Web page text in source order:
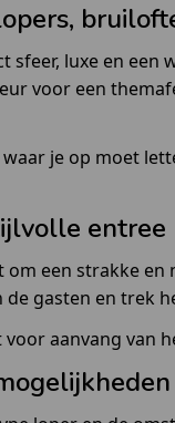
sfeer, luxe en
voor een
je op moet
entree
om een strakke
gasten en trek
aanvang van